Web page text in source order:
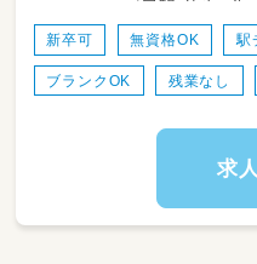
が尾駅 徒歩4分
新卒可 無資格OK 駅
ブランクOK 残業なし
求